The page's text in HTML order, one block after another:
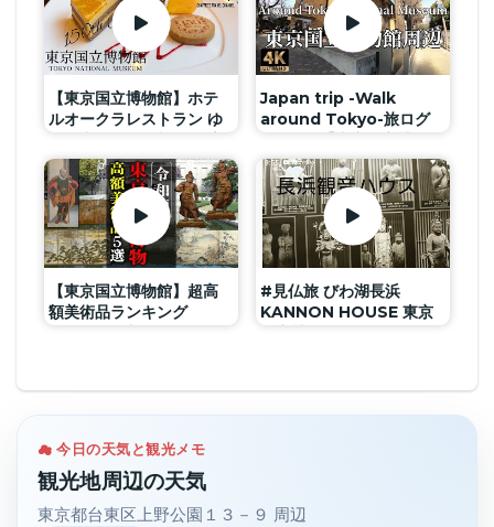
【東京国立博物館】ホテ
ルオークラレストラン ゆ
展 TOKYO NATIONAL
MUSEUM HOTEL
OKURA / CHAFFEE’S
TRAVEL CHANNEL
Japan trip -Walk
around Tokyo-旅ログ
周辺】
【東京国立博物館】超高
額美術品ランキング
#見仏旅 びわ湖長浜
KANNON HOUSE 東京
☁ 今日の天気と観光メモ
観光地周辺の天気
東京都台東区上野公園１３－９ 周辺